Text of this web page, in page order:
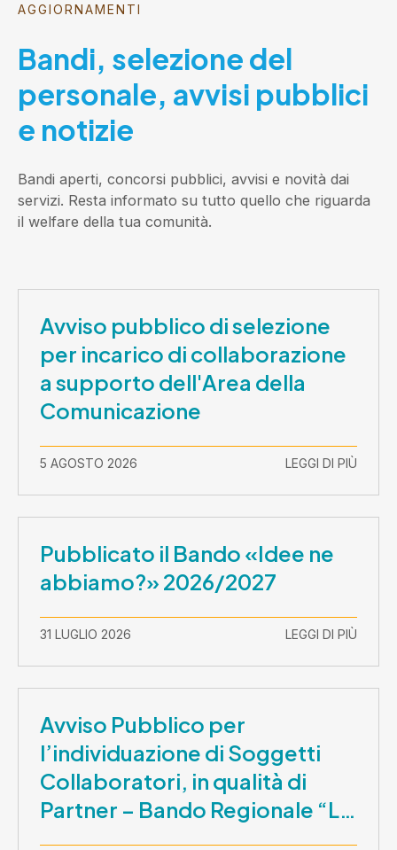
AGGIORNAMENTI
Bandi, selezione del
personale, avvisi pubblici
e notizie
Bandi aperti, concorsi pubblici, avvisi e novità dai
servizi. Resta informato su tutto quello che riguarda
il welfare della tua comunità.
Avviso pubblico di selezione
per incarico di collaborazione
a supporto dell'Area della
Comunicazione
5 AGOSTO 2026 LEGGI DI PIÙ
Pubblicato il Bando «Idee ne
abbiamo?» 2026/2027
31 LUGLIO 2026 LEGGI DI PIÙ
Avviso Pubblico per
l’individuazione di Soggetti
Collaboratori, in qualità di
Partner – Bando Regionale “La
Lombardia è dei Giovani 2026”